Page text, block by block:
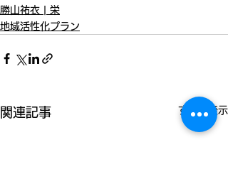
勝山祐衣 | 栄
地域活性化プラン
関連記事 すべて表示